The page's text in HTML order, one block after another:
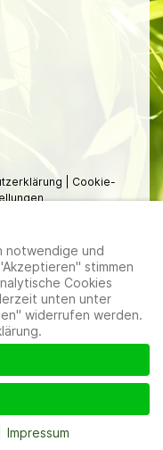
Cookie-
notwendige und
stimmen
Cookies
unten unter
widerrufen werden.
Impressum